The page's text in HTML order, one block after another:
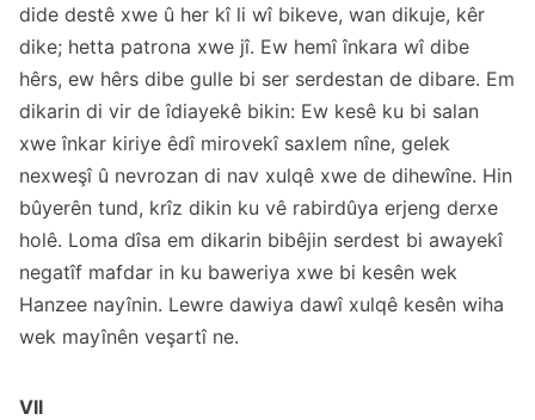
dide destê xwe û her kî li wî bikeve, wan dikuje, kêr
dike; hetta patrona xwe jî. Ew hemî înkara wî dibe
hêrs, ew hêrs dibe gulle bi ser serdestan de dibare. Em
dikarin di vir de îdiayekê bikin: Ew kesê ku bi salan
xwe înkar kiriye êdî mirovekî saxlem nîne, gelek
nexweşî û nevrozan di nav xulqê xwe de dihewîne. Hin
bûyerên tund, krîz dikin ku vê rabirdûya erjeng derxe
holê. Loma dîsa em dikarin bibêjin serdest bi awayekî
negatîf mafdar in ku baweriya xwe bi kesên wek
Hanzee nayînin. Lewre dawiya dawî xulqê kesên wiha
wek mayînên veşartî ne.
VII